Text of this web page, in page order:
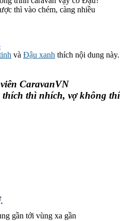
thì vào chém, càng nhiều
và Đậu xanh thích nội dung này.
CaravanVN
thì nhích, vợ không thích
↑
gần tới vùng xa gần